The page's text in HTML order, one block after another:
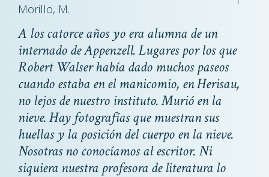
Morillo, M.
A los catorce años yo era alumna de un
internado de Appenzell. Lugares por los que
Robert Walser había dado muchos paseos
cuando estaba en el manicomio, en Herisau,
no lejos de nuestro instituto. Murió en la
nieve. Hay fotografías que muestran sus
huellas y la posición del cuerpo en la nieve.
Nosotras no conocíamos al escritor. Ni
siquiera nuestra profesora de literatura lo